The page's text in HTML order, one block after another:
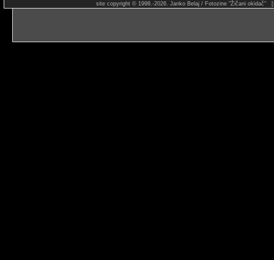
site copyright © 1998.-2026. Janko Belaj / Fotozine "Žičani okidač"